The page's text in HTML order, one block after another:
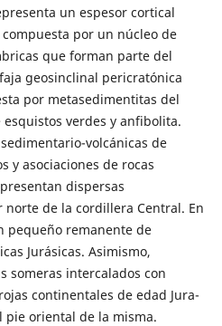
un espesor cortical
por un núcleo de
que forman parte del
geosinclinal pericratónica
por metasedimentitas del
esquistos verdes y anfibolita.
volcánicas de
y asociaciones de rocas
dispersas
de la cordillera Central. En
pequeño remanente de
Jurásicas. Asimismo,
someras intercalados con
continentales de edad Jura-
pie oriental de la misma.